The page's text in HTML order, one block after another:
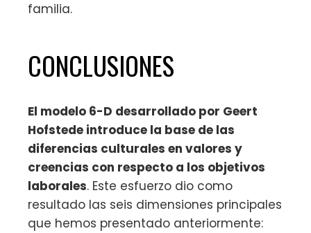
familia.
CONCLUSIONES
El modelo 6-D desarrollado por Geert
Hofstede introduce la base de las
diferencias culturales en valores y
creencias con respecto a los objetivos
laborales. Este esfuerzo dio como
resultado las seis dimensiones principales
que hemos presentado anteriormente: